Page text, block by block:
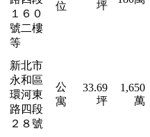
１６０
號二樓
等
位
坪
新北市
永和區
環河東
路四段
２８號
公
寓
33.69
坪
1,650
萬